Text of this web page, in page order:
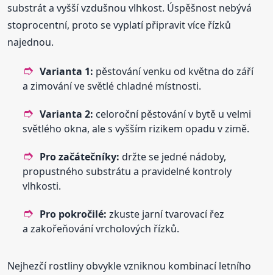
substrát a vyšší vzdušnou vlhkost. Úspěšnost nebývá
stoprocentní, proto se vyplatí připravit více řízků
najednou.
Varianta 1: pěstování venku od května do září
a zimování ve světlé chladné místnosti.
Varianta 2: celoroční pěstování v bytě u velmi
světlého okna, ale s vyšším rizikem opadu v zimě.
Pro začátečníky: držte se jedné nádoby,
propustného substrátu a pravidelné kontroly
vlhkosti.
Pro pokročilé: zkuste jarní tvarovací řez
a zakořeňování vrcholových řízků.
Nejhezčí rostliny obvykle vzniknou kombinací letního